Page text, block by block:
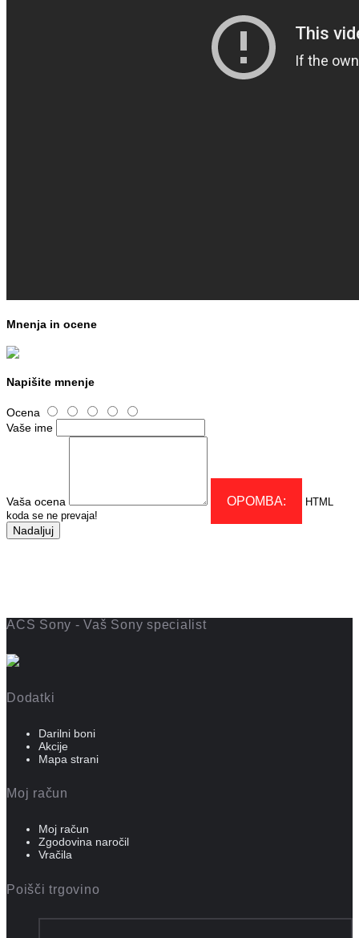
Mnenja in ocene
e-mail
Napišite mnenje
Ocena
Vaše ime
Vaša ocena OPOMBA:
HTML
koda se ne prevaja!
Nadaljuj
ACS Sony - Vaš Sony specialist
Dodatki
Darilni boni
Akcije
Mapa strani
Moj račun
Moj račun
Zgodovina naročil
Vračila
Poišči trgovino